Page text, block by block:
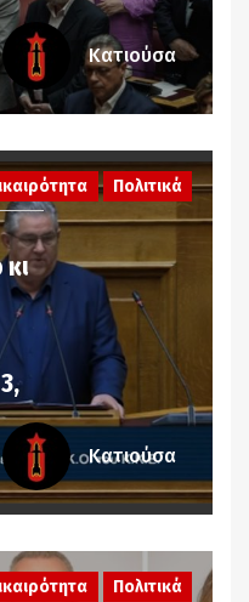
Κατιούσα
Πολιτικά
Κατιούσα
Πολιτικά